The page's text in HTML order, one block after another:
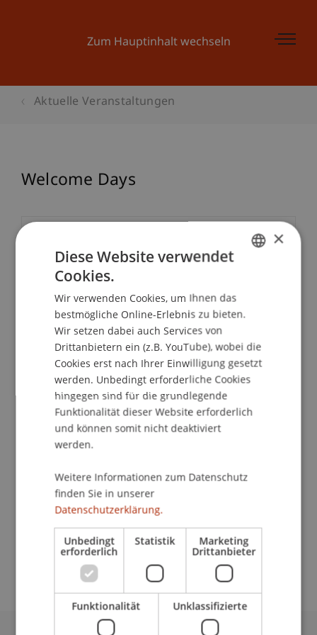
Zum Hauptinhalt wechseln
Aktuelle Veranstaltungen
Welcome Days
School/Professur:
Kommunikation und Marketing
Liebe Studienbeginnerinnen und Studienbeginner
Wir bemühen uns, dir den Einstieg in
machen und dich mit allen relevanten
Informationen zu versorgen. Genaue Details zum
Programm findest du hier:
Zur Website
Kontakt
×
Diese Website verwendet
Cookies.
Wir verwenden Cookies, um Ihnen das
bestmögliche Online-Erlebnis zu bieten.
Wir setzen dabei auch Services von
Drittanbietern ein (z.B. YouTube), wobei die
Cookies erst nach Ihrer Einwilligung gesetzt
werden. Unbedingt erforderliche Cookies
hingegen sind für die grundlegende
Funktionalität dieser Website erforderlich
und können somit nicht deaktiviert
werden.
Weitere Informationen zum Datenschutz
finden Sie in unserer
Datenschutzerklärung.
Unbedingt
erforderlich
Statistik Marketing
Drittanbieter
Funktionalität Unklassifizierte